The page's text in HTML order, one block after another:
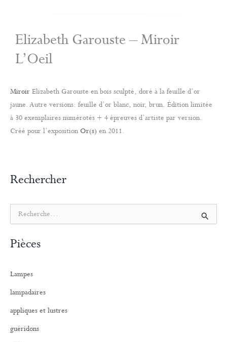
Elizabeth Garouste – Miroir
L’Oeil
Miroir Elizabeth Garouste en bois sculpté, doré à la feuille d’or
jaune. Autre versions: feuille d’or blanc, noir, brun. Édition limitée
à 30 exemplaires numérotés + 4 épreuves d’artiste par version.
Créé pour l’exposition Or(s) en 2011.
Rechercher
e
h
c
e
:
Pièces
Lampes
lampadaires
appliques et lustres
guéridons